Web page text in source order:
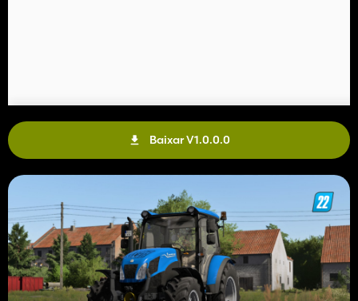
Baixar V1.0.0.0